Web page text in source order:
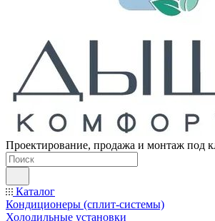
Проектирование, продажа и монтаж под
Каталог
Кондиционеры (сплит-системы)
Холодильные установки